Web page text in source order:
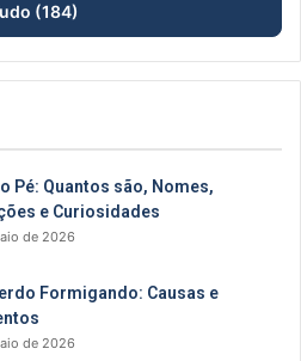
(184)
Pé: Quantos são, Nomes,
e Curiosidades
de 2026
Formigando: Causas e
de 2026